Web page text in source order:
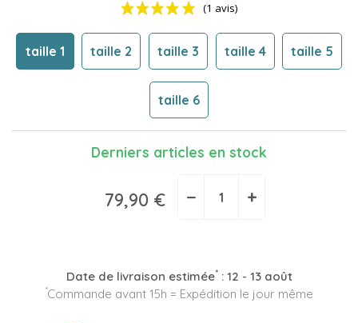
(1 avis)
taille 1 taille 2 taille 3 taille 4 taille 5
taille 6
Derniers articles en stock
79,90 € − +
Date de livraison estimée*: 12 - 13 août
*Commande avant 15h = Expédition le jour même